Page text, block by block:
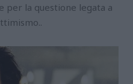
per la questione legata a